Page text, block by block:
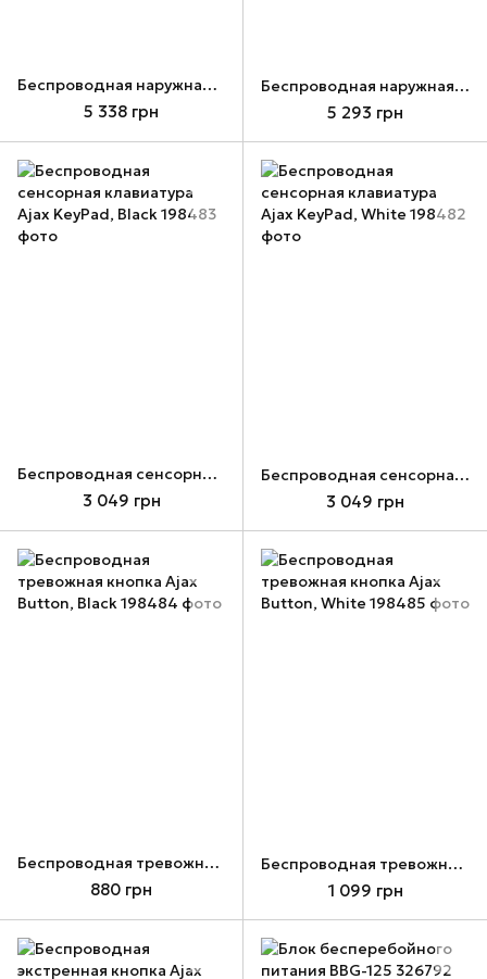
Беспроводная наружная клавиатура Ajax KeyPad Outdoor Jeweller, Graphite (000059122)
5 338 грн
Беспроводная наружная клавиатура Ajax KeyPad Outdoor Jeweller, White (000059123)
5 293 грн
Беспроводная сенсорная клавиатура Ajax KeyPad, Black
3 049 грн
Беспроводная сенсорная клавиатура Ajax KeyPad, White
3 049 грн
Беспроводная тревожная кнопка Ajax Button, Black
880 грн
Беспроводная тревожная кнопка Ajax Button, White
1 099 грн